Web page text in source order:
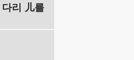
리 儿를